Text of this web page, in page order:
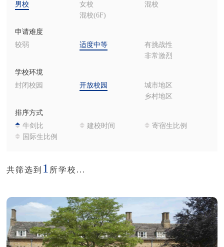
男校
女校
混校
混校(6F)
申请难度
较弱
适度中等
有挑战性
非常激烈
学校环境
封闭校园
开放校园
城市地区
乡村地区
排序方式
牛剑比
建校时间
寄宿生比例
国际生比例
共筛选到 1 所学校...